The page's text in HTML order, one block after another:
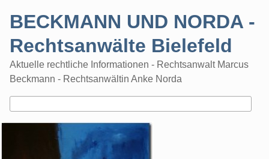
BECKMANN UND NORDA -
Rechtsanwälte Bielefeld
Aktuelle rechtliche Informationen - Rechtsanwalt Marcus
Beckmann - Rechtsanwältin Anke Norda